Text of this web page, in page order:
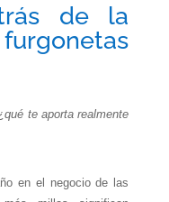
de la
te aporta realmente
en el negocio de las